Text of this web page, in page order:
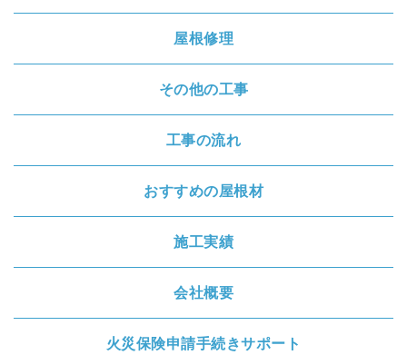
屋根修理
その他の工事
工事の流れ
おすすめの屋根材
施工実績
会社概要
火災保険申請手続きサポート